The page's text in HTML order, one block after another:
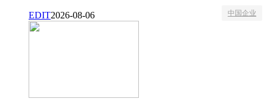
EDIT2026-08-06 中国企业